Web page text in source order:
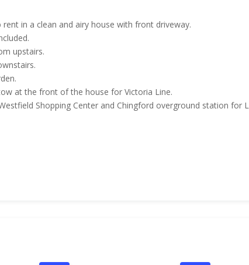
in a clean and airy house with front driveway.
upstairs.
at the front of the house for Victoria Line.
Shopping Center and Chingford overground station for